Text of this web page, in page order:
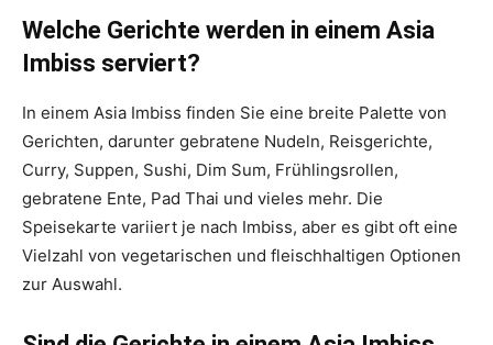
Welche Gerichte werden in einem Asia
Imbiss serviert?
In einem Asia Imbiss finden Sie eine breite Palette von
Gerichten, darunter gebratene Nudeln, Reisgerichte,
Curry, Suppen, Sushi, Dim Sum, Frühlingsrollen,
gebratene Ente, Pad Thai und vieles mehr. Die
Speisekarte variiert je nach Imbiss, aber es gibt oft eine
Vielzahl von vegetarischen und fleischhaltigen Optionen
zur Auswahl.